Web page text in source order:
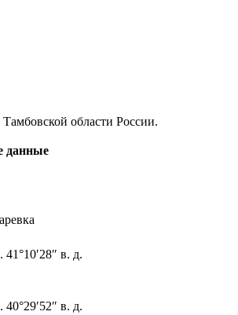
области России.
данные
41°10′28″ в. д.
40°29′52″ в. д.